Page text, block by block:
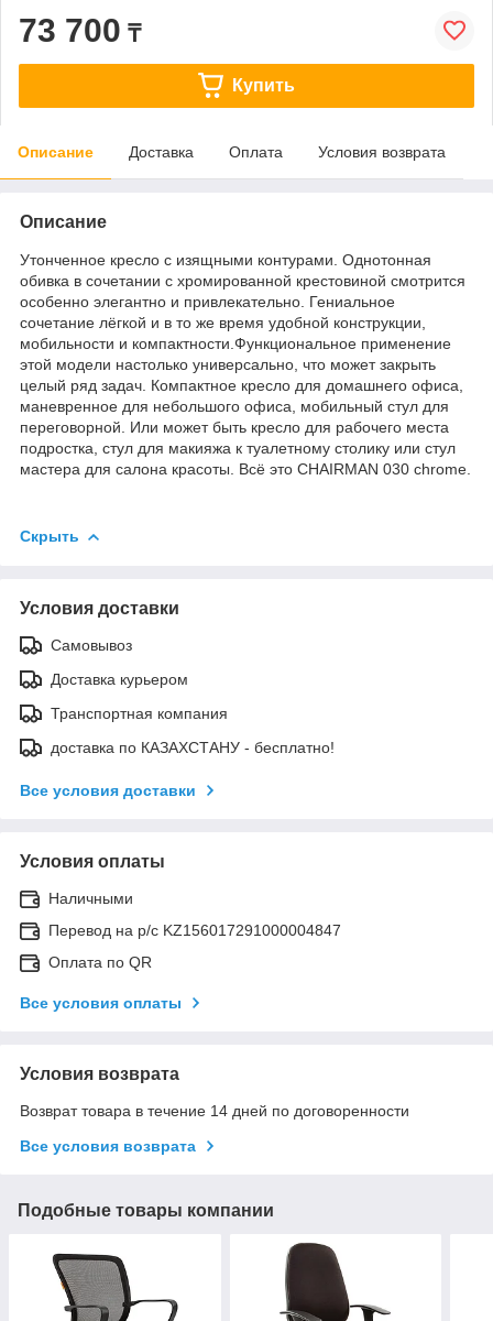
73 700 ₸
Купить
Описание Доставка Оплата Условия возврата
Описание
Утонченное кресло с изящными контурами. Однотонная
обивка в сочетании с хромированной крестовиной смотрится
особенно элегантно и привлекательно. Гениальное
сочетание лёгкой и в то же время удобной конструкции,
мобильности и компактности.Функциональное применение
этой модели настолько универсально, что может закрыть
целый ряд задач. Компактное кресло для домашнего офиса,
маневренное для небольшого офиса, мобильный стул для
переговорной. Или может быть кресло для рабочего места
подростка, стул для макияжа к туалетному столику или стул
мастера для салона красоты. Всё это CHAIRMAN 030 chrome.
Скрыть
Условия доставки
Самовывоз
Доставка курьером
Транспортная компания
доставка по КАЗАХСТАНУ - бесплатно!
Все условия доставки
Условия оплаты
Наличными
Перевод на р/с KZ156017291000004847
Оплата по QR
Все условия оплаты
Условия возврата
Возврат товара в течение 14 дней по договоренности
Все условия возврата
Подобные товары компании